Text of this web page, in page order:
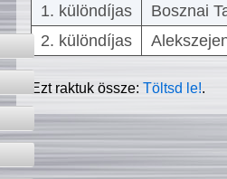
1. különdíjas
Bosznai
2. különdíjas
Ezt raktuk össze:Töltsd le!.